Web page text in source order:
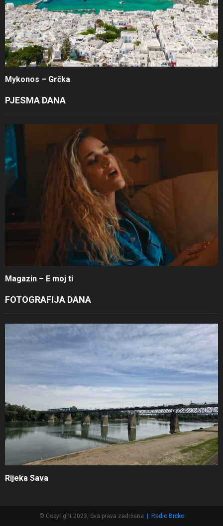
Mykonos – Grčka
PJESMA DANA
Magazin – E moj ti
FOTOGRAFIJA DANA
Rijeka Sava
© Copyright 2023, Sva prava zadržana Radio Brčko